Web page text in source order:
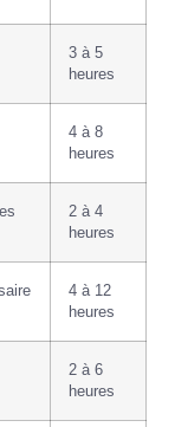
3 à 5
heures
4 à 8
heures
2 à 4
heures
4 à 12
heures
2 à 6
heures